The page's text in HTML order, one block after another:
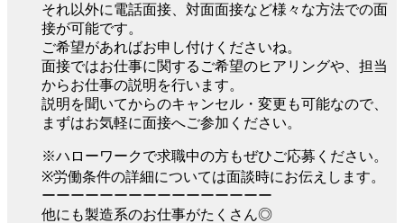
それ以外に電話面接、対面面接など様々な方法での面
接が可能です。
ご希望があればお申し付けくださいね。
面接ではお仕事に関するご希望のヒアリングや、担当
からお仕事の説明を行います。
説明を聞いてからのキャンセル・変更も可能なので、
まずはお気軽に面接へご参加ください。
※ハローワークで求職中の方もぜひご応募ください。
※労働条件の詳細については面談時にお伝えします。
ーーーーーーーーーーーーーーーー
他にも製造系のお仕事がたくさん◎